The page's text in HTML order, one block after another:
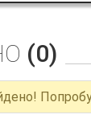
(0)